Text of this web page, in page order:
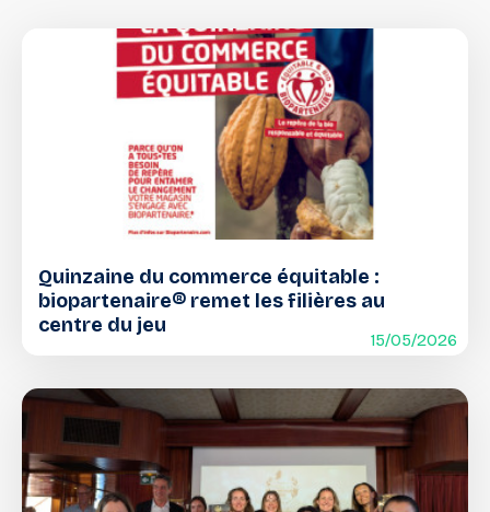
Quinzaine du commerce équitable :
biopartenaire® remet les filières au
centre du jeu
15/05/2026